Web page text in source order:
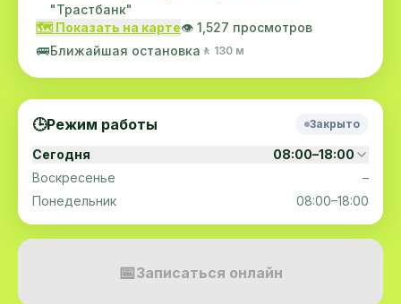
"Трастбанк"
🗺️ Показать на карте👁️ 1,527 просмотров
🚌Ближайшая остановка 🚶 130 м
🕒Режим работы Закрыто
Сегодня
08:00–18:00
Воскресенье
–
Понедельник
08:00–18:00
📅Записаться онлайн